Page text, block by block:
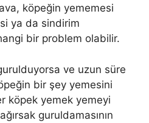
köpeğin yememesi
ya da sindirim
bir problem olabilir.
ve uzun süre
bir şey yemesini
köpek yemek yemeyi
guruldamasının